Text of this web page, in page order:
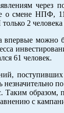
через
о смене НПФ,
2
можно
61 человек.
Таким образом,
с